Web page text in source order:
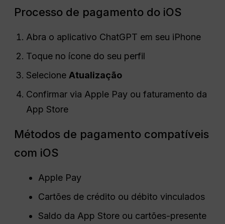
Processo de pagamento do iOS
Abra o aplicativo ChatGPT em seu iPhone
Toque no ícone do seu perfil
SelecioneAtualização
Confirmar via Apple Pay ou faturamento da
App Store
Métodos de pagamento compatíveis
com iOS
Apple Pay
Cartões de crédito ou débito vinculados
Saldo da App Store ou cartões-presente